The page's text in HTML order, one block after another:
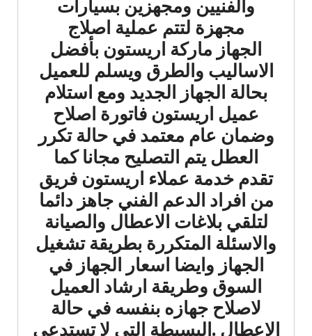
والفنيين ومجهزين بسيارات
مجهزة لتتم عملية اصلاج
الجهاز ماركة اريستون بأفضل
الاساليب والطرق ويسلم للعميل
بحالة الجهاز الجديد ومع استلام
عميل اريستون فاتورة اصلاح
وضمان عام معتمد في حالة تكرر
العطل يتم التصليح مجانا كما
تقدم خدمة عملاء اريستون فريق
من افراد الدعم الفني جاهز دائما
لتلقي بلاغات الاعطال والصيانة
والاسئلة المتكررة بطريقة تشغيل
الجهاز وايضا اسعار الجهاز في
السوق وطريقة ارشاد العميل
لاصلاح جهازه بنفسه في حالة
الاعطال .البسيطة التي لا تستدعي